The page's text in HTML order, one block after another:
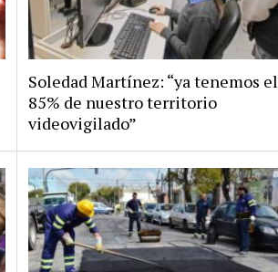
Soledad Martínez: “ya tenemos el
85% de nuestro territorio
videovigilado”